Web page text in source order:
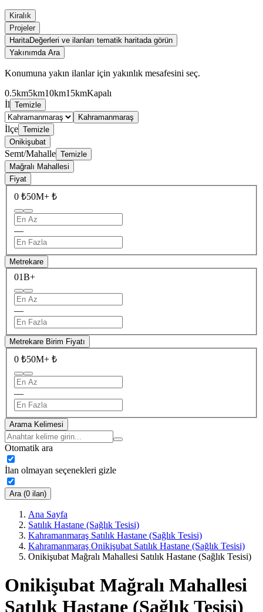
Kiralık
Projeler
HaritaDeğerleri ve ilanları tematik haritada görün
Yakınımda Ara
Konumuna yakın ilanlar için yakınlık mesafesini seç.
0.5km5km10km15kmKapalı
İl Temizle
Kahramanmaraş
İlçe Temizle
Onikişubat
Semt/Mahalle Temizle
Mağralı Mahallesi
Fiyat
0 ₺50M+ ₺
—
Metrekare
01B+
—
Metrekare Birim Fiyatı
0 ₺50M+ ₺
—
Arama Kelimesi
Otomatik ara
İlan olmayan seçenekleri gizle
Ara (0 ilan)
Ana Sayfa
Satılık Hastane (Sağlık Tesisi)
Kahramanmaraş Satılık Hastane (Sağlık Tesisi)
Kahramanmaraş Onikişubat Satılık Hastane (Sağlık Tesisi)
Onikişubat Mağralı Mahallesi Satılık Hastane (Sağlık Tesisi)
Onikişubat Mağralı Mahallesi
Satılık Hastane (Sağlık Tesisi)